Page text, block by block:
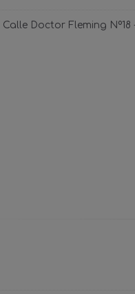
Calle Doctor Fleming